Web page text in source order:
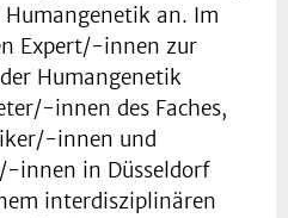
an. Im
Expert/-innen zur
Humangenetik
innen des Faches,
innen und
innen in Düsseldorf
interdisziplinären